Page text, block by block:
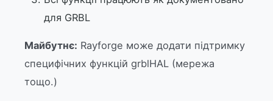
для GRBL
Майбутнє: Rayforge може додати підтримку
специфічних функцій grblHAL (мережа
тощо.)